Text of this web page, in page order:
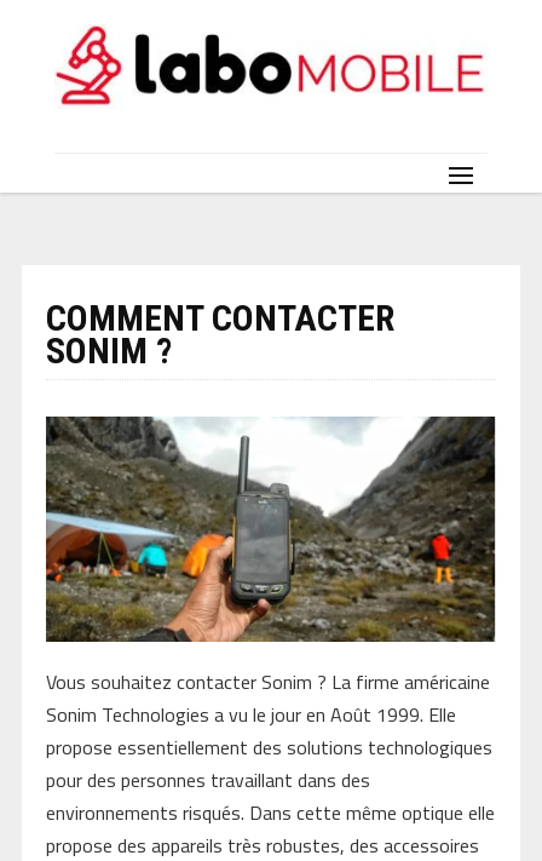
COMMENT CONTACTER
SONIM ?
Vous souhaitez contacter Sonim ? La firme américaine
Sonim Technologies a vu le jour en Août 1999. Elle
propose essentiellement des solutions technologiques
pour des personnes travaillant dans des
environnements risqués. Dans cette même optique elle
propose des appareils très robustes, des accessoires